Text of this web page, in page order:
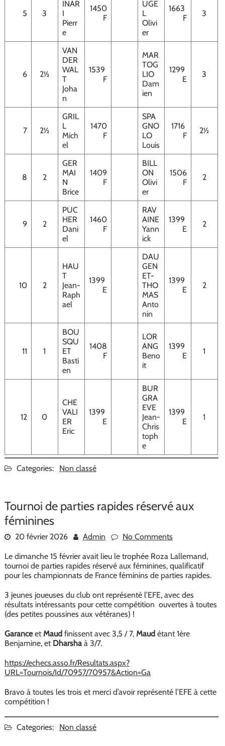
5 3
INAR
I
Pierr
e
1450
F
UGE
L
Olivi
er
1663
F
3
6 2½
VAN
DER
WAL
T
Joha
n
1539
F
MAR
TOG
LIO
Dam
ien
1299
E
3
7 2½
GRIL
L
Mich
el
1470
F
SPA
GNO
LO
Louis
1716
F
2½
8 2
GER
MAI
N
Brice
1409
F
BILL
ON
Olivi
er
1506
F
2
9 2
PUC
HER
Dani
el
1460
F
RAV
AINE
Yann
ick
1399
E
2
10 2
HAU
T
Jean-
Raph
ael
1399
E
DAU
GEN
ET-
THO
MAS
Anto
nin
1399
E
2
11 1
BOU
SQU
ET
Basti
en
1408
F
LOR
ANG
Beno
it
1399
E
1
12 0
CHE
VALI
ER
Eric
1399
E
BUR
GRA
EVE
Jean-
Chris
toph
e
1399
E
1
Categories: Non classé
Tournoi de parties rapides réservé aux
féminines
20 février 2026 Admin No Comments
Le dimanche 15 février avait lieu le trophée Roza Lallemand,
tournoi de parties rapides réservé aux féminines, qualificatif
pour les championnats de France féminins de parties rapides.
3 jeunes joueuses du club ont représenté l’EFE, avec des
résultats intéressants pour cette compétition ouvertes à toutes
(des petites poussines aux vétéranes) !
GaranceetMaudfinissent avec 3,5 / 7, Maudétant 1ère
Benjamine, et Dharshaà 3/7.
https://echecs.asso.fr/Resultats.aspx?
URL=Tournois/Id/70957/70957&Action=Ga
Bravo à toutes les trois et merci d’avoir représenté l’EFE à cette
compétition !
Categories: Non classé